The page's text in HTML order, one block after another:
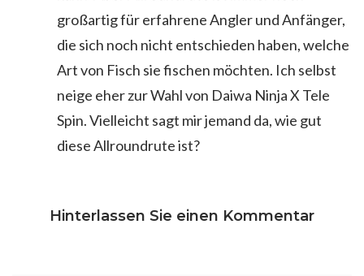
großartig für erfahrene Angler und Anfänger,
die sich noch nicht entschieden haben, welche
Art von Fisch sie fischen möchten. Ich selbst
neige eher zur Wahl von Daiwa Ninja X Tele
Spin. Vielleicht sagt mir jemand da, wie gut
diese Allroundrute ist?
Hinterlassen Sie einen Kommentar